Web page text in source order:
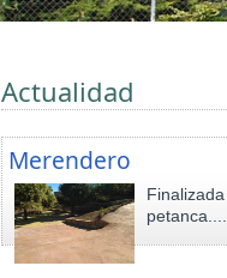
Actualidad
Merendero